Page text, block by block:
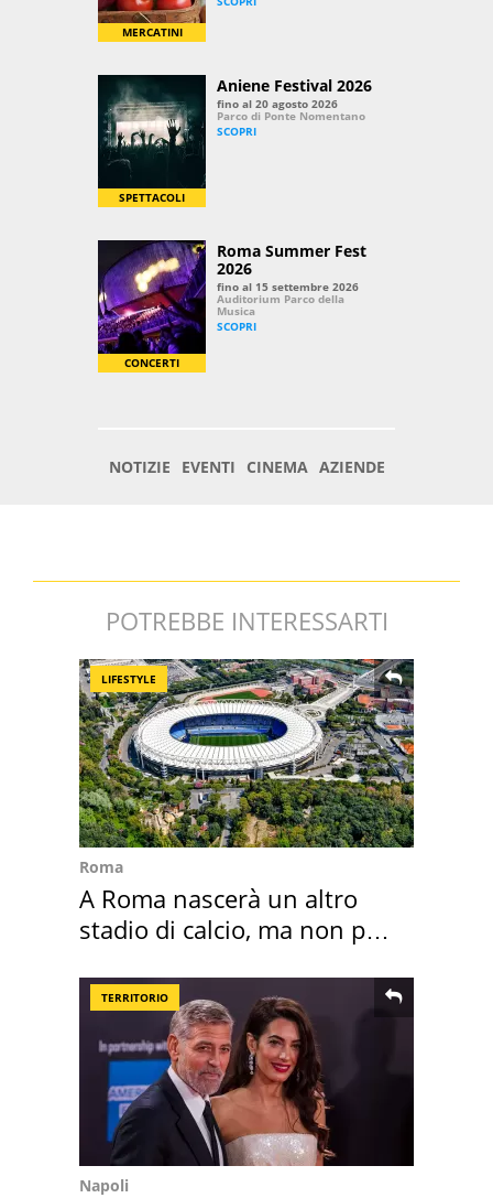
POTREBBE INTERESSARTI
LIFESTYLE
Roma
A Roma nascerà un altro
stadio di calcio, ma non per
TERRITORIO
Napoli